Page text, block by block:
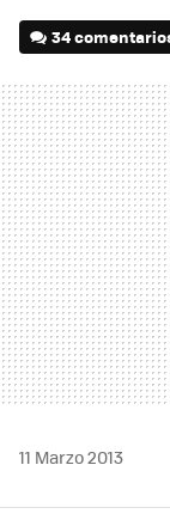
34
11 Marzo 2013